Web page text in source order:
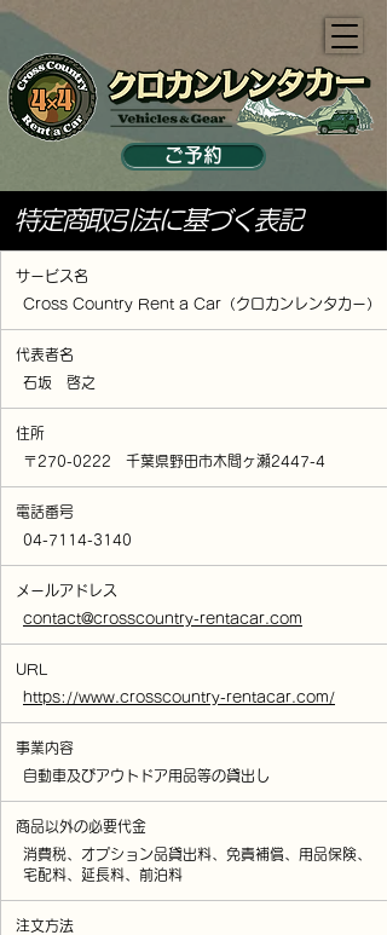
ご予約
特定商取引法に基づく表記
サービス名
Cross Country Rent a Car（クロカンレンタカー）
代表者名
石坂 啓之
住所
〒270-0222 千葉県野田市木間ヶ瀬2447-4
電話番号
04-7114-3140
​メールアドレス
contact@crosscountry-rentacar.com
URL
https://www.crosscountry-rentacar.com/
事業内容
自動車及びアウトドア用品等の貸出し
商品以外の必要代金
消費税、オプション品貸出料、免責補償、用品保険、
宅配料、延長料、前泊料
注文方法